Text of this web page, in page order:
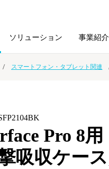
ノート・紙製品
ゲーム関連
ソリューション
学校ソリ
総務＋
事業紹介
沿革
採用情報
スマートフォン・タブレット関連
Pro 8用
吸収ケー